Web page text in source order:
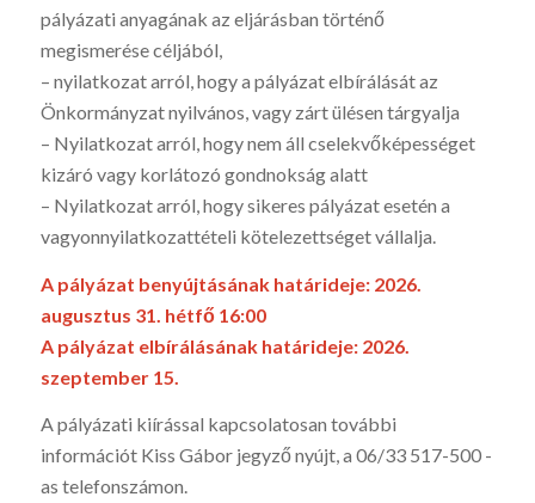
pályázati anyagának az eljárásban történő
megismerése céljából,
– nyilatkozat arról, hogy a pályázat elbírálását az
Önkormányzat nyilvános, vagy zárt ülésen tárgyalja
– Nyilatkozat arról, hogy nem áll cselekvőképességet
kizáró vagy korlátozó gondnokság alatt
– Nyilatkozat arról, hogy sikeres pályázat esetén a
vagyonnyilatkozattételi kötelezettséget vállalja.
A pályázat benyújtásának határideje: 2026.
augusztus 31. hétfő 16:00
A pályázat elbírálásának határideje: 2026.
szeptember 15.
A pályázati kiírással kapcsolatosan további
információt Kiss Gábor jegyző nyújt, a 06/33 517-500 -
as telefonszámon.